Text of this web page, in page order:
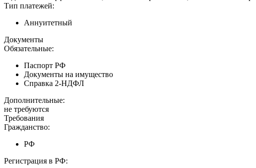
Тип платежей:
Аннуитетный
Документы
Обязательные:
Паспорт РФ
Документы на имущество
Справка 2-НДФЛ
Дополнительные:
не требуются
Требования
Гражданство:
РФ
Регистрация в РФ: